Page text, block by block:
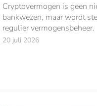
Cryptovermogen is geen
bankwezen, maar wordt
regulier vermogensbeheer.
20 juli 2026